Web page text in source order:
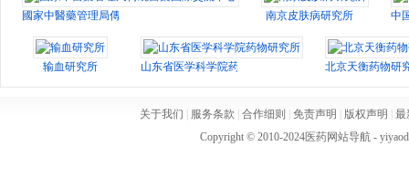
國家中醫藥管理局傳統醫藥國際交流中心 南京皮肤病研究所 中
输血研究所 山东省医学科学院药物研究所 北京天衡药物研
关于我们 服务条款 合作细则 免责声明 版权声明
最
Copyright © 2010-2024医药网站导航-